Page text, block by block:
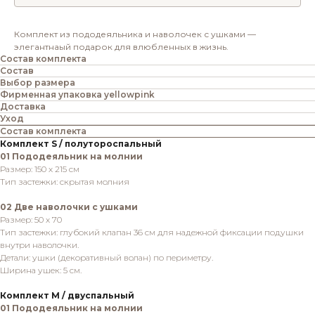
Комплект из пододеяльника и наволочек с ушками —
элегантнаый подарок для влюбленных в жизнь.
Состав комплекта
Состав
Выбор размера
Фирменная упаковка yellowpink
Доставка
Уход
Состав комплекта
Комплект S / полутороспальный
01 Пододеяльник на молнии
Размер: 150 х 215 см
Тип застежки: скрытая молния
02 Две наволочки с ушками
Размер: 50 х 70
Тип застежки: глубокий клапан 36 см для надежной фиксации подушки
внутри наволочки.
Детали: ушки (декоративный волан) по периметру.
Ширина ушек: 5 см.
Комплект M / д вуспальный
01 Пододеяльник на молнии